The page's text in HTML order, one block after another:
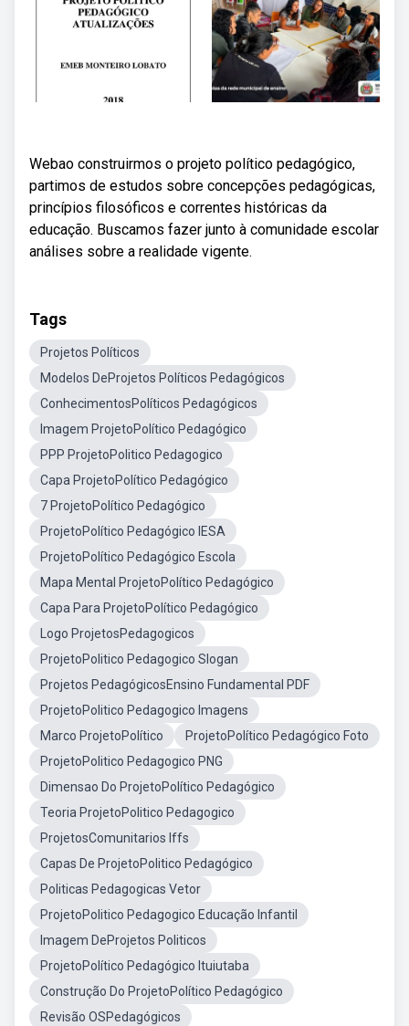
Webao construirmos o projeto político pedagógico,
partimos de estudos sobre concepções pedagógicas,
princípios filosóficos e correntes históricas da
educação. Buscamos fazer junto à comunidade escolar
análises sobre a realidade vigente.
Tags
Projetos Políticos
Modelos DeProjetos Políticos Pedagógicos
ConhecimentosPolíticos Pedagógicos
Imagem ProjetoPolítico Pedagógico
PPP ProjetoPolitico Pedagogico
Capa ProjetoPolítico Pedagógico
7 ProjetoPolítico Pedagógico
ProjetoPolítico Pedagógico IESA
ProjetoPolítico Pedagógico Escola
Mapa Mental ProjetoPolítico Pedagógico
Capa Para ProjetoPolítico Pedagógico
Logo ProjetosPedagogicos
ProjetoPolitico Pedagogico Slogan
Projetos PedagógicosEnsino Fundamental PDF
ProjetoPolitico Pedagogico Imagens
Marco ProjetoPolítico
ProjetoPolítico Pedagógico Foto
ProjetoPolitico Pedagogico PNG
Dimensao Do ProjetoPolítico Pedagógico
Teoria ProjetoPolitico Pedagogico
ProjetosComunitarios Iffs
Capas De ProjetoPolitico Pedagógico
Politicas Pedagogicas Vetor
ProjetoPolitico Pedagogico Educação Infantil
Imagem DeProjetos Politicos
ProjetoPolítico Pedagógico Ituiutaba
Construção Do ProjetoPolítico Pedagógico
Revisão OSPedagógicos